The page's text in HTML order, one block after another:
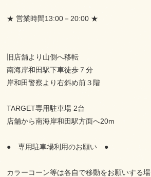
★ 営業時間13:00－20:00 ★
旧店舗より山側へ移転
南海岸和田駅下車徒歩７分
岸和田警察より右斜め前３階
TARGET専用駐車場 2台
店舗から南海岸和田駅方面へ20m
● 専用駐車場利用のお願い ●
カラーコーン等は各自で移動をお願いする場